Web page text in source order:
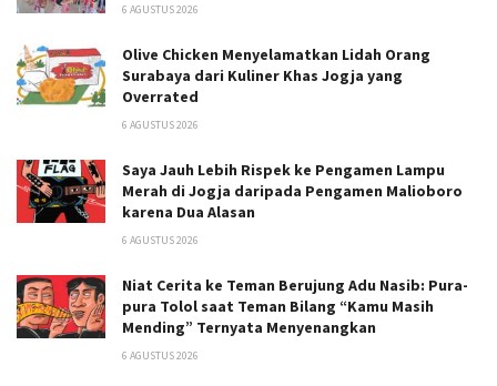
6 AGUSTUS 2026
Olive Chicken Menyelamatkan Lidah Orang
Surabaya dari Kuliner Khas Jogja yang
Overrated
6 AGUSTUS 2026
Saya Jauh Lebih Rispek ke Pengamen Lampu
Merah di Jogja daripada Pengamen Malioboro
karena Dua Alasan
6 AGUSTUS 2026
Niat Cerita ke Teman Berujung Adu Nasib: Pura-
pura Tolol saat Teman Bilang “Kamu Masih
Mending” Ternyata Menyenangkan
6 AGUSTUS 2026